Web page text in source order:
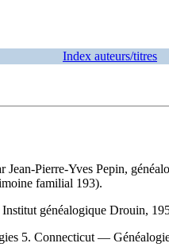
Index auteurs/titres
Jean-Pierre-Yves Pepin,
familial 193).
Institut généalogique Drouin,
5. Connecticut —